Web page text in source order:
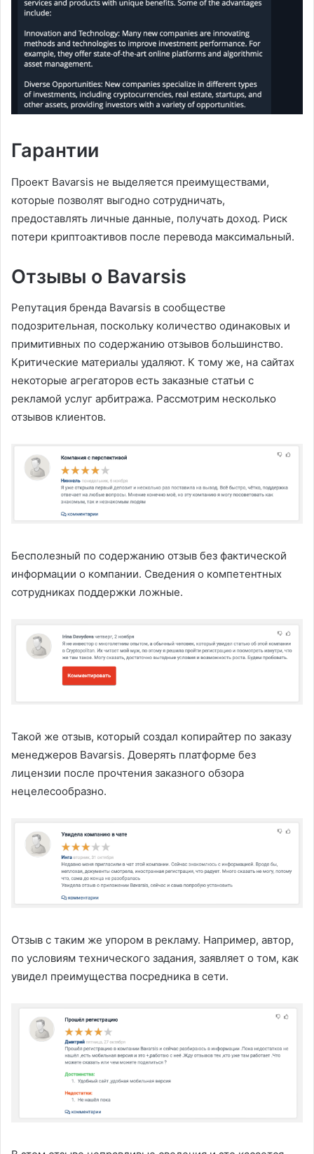
Гарантии
Проект Bavarsis не выделяется преимуществами,
которые позволят выгодно сотрудничать,
предоставлять личные данные, получать доход. Риск
потери криптоактивов после перевода максимальный.
Отзывы о Bavarsis
Репутация бренда Bavarsis в сообществе
подозрительная, поскольку количество одинаковых и
примитивных по содержанию отзывов большинство.
Критические материалы удаляют. К тому же, на сайтах
некоторые агрегаторов есть заказные статьи с
рекламой услуг арбитража. Рассмотрим несколько
отзывов клиентов.
Бесполезный по содержанию отзыв без фактической
информации о компании. Сведения о компетентных
сотрудниках поддержки ложные.
Такой же отзыв, который создал копирайтер по заказу
менеджеров Bavarsis. Доверять платформе без
лицензии после прочтения заказного обзора
нецелесообразно.
Отзыв с таким же упором в рекламу. Например, автор,
по условиям технического задания, заявляет о том, как
увидел преимущества посредника в сети.